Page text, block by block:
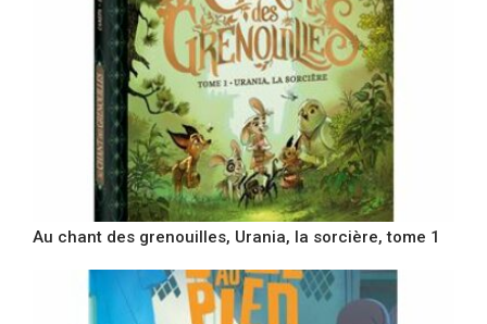
Au chant des grenouilles, Urania, la sorcière, tome 1